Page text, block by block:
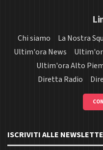
Chi siamo La Nostra
Ultim'ora News
Ultim'ora Alto
Diretta Radio
ISCRIVITI ALLE